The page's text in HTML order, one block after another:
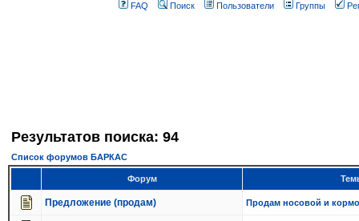
FAQ Поиск Пользователи Группы
Результатов поиска: 94
Список форумов БАРКАС
Форум
Предложение (продам) Продам носовой и